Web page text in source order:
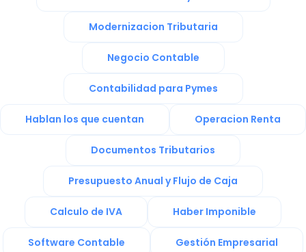
Modernizacion Tributaria
Negocio Contable
Contabilidad para Pymes
Hablan los que cuentan Operacion Renta
Documentos Tributarios
Presupuesto Anual y Flujo de Caja
Calculo de IVA Haber Imponible
Software Contable Gestión Empresarial